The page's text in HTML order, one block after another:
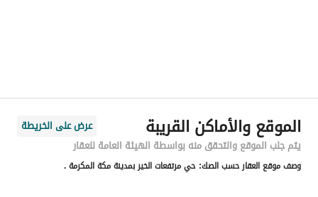
رقم المبنى
3871
الرقم الاضافي
8065
الموقع والأماكن القريبة
عرض على الخريطة
يتم جلب الموقع والتحقق منه بواسطة الهيئة العامة للعقار
وصف موقع العقار حسب الصك: حي مرتفعات الخير بمدينة مكة المكرمة .